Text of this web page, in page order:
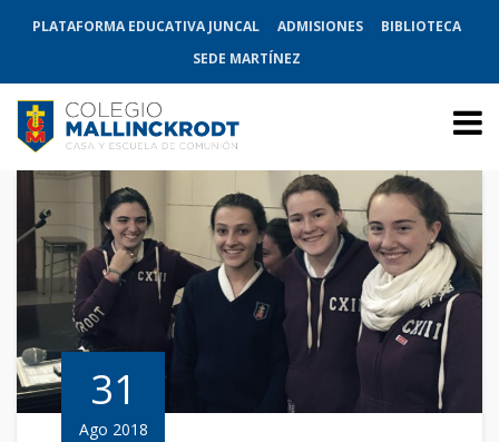
PLATAFORMA EDUCATIVA JUNCAL ADMISIONES
BIBLIOTECA
SEDE MARTÍNEZ
31
Ago 2018